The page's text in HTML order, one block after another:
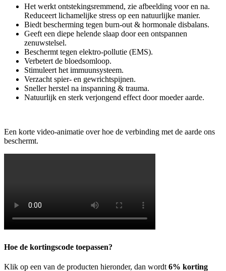
Het werkt ontstekingsremmend, zie afbeelding voor en na.
Reduceert lichamelijke stress op een natuurlijke manier.
Biedt bescherming tegen burn-out & hormonale disbalans.
Geeft een diepe helende slaap door een ontspannen
zenuwstelsel.
Beschermt tegen elektro-pollutie (EMS).
Verbetert de bloedsomloop.
Stimuleert het immuunsysteem.
Verzacht spier- en gewrichtspijnen.
Sneller herstel na inspanning & trauma.
Natuurlijk en sterk verjongend effect door moeder aarde.
Een korte video-animatie over hoe de verbinding met de aarde ons
beschermt.
Hoe de kortingscode toepassen?
Klik op een van de producten hieronder, dan wordt 6% korting